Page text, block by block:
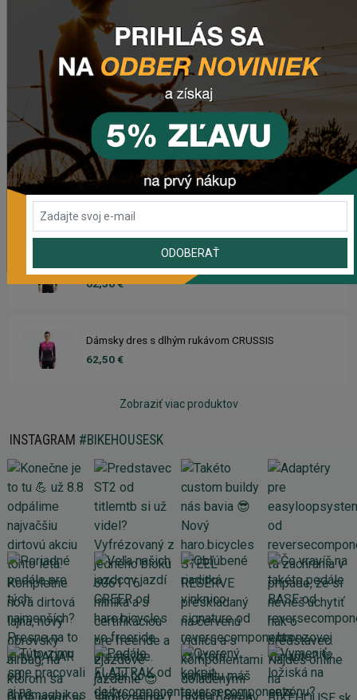
Zadné svetlo CRUSSIS CRS 20
20,50 €
Dres CRUSSIS
66,50 €
Dámsky dres CRUSSIS
62,50 €
Dámsky dres s dlhým rukávom CRUSSIS
62,50 €
Zobraziť viac produktov
INSTAGRAM #BIKEHOUSESK
ODOBERAŤ